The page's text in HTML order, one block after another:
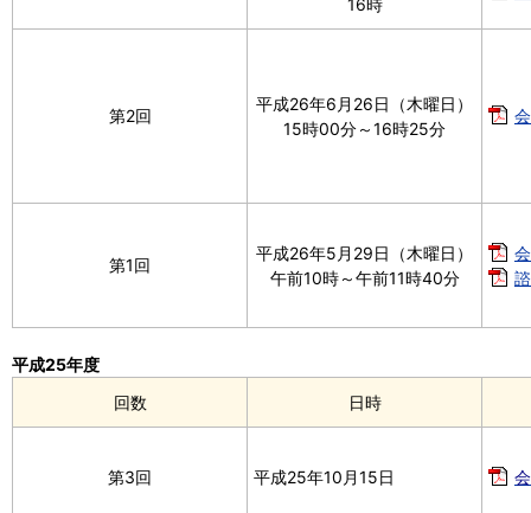
16時
第2回
平成26年6月26日（木曜日）
15時00分～16時25分
第1回
平成26年5月29日（木曜日）
午前10時～午前11時40分
回数 日時
平成25年度
第3回 平成25年10月15日